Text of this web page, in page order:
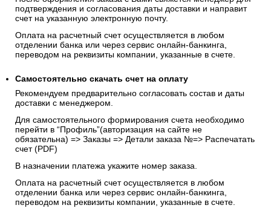
подтверждения и согласования даты доставки и направит
счет на указанную электронную почту.
Оплата на расчетный счет осуществляется в любом
отделении банка или через сервис онлайн-банкинга,
переводом на реквизиты компании, указанные в счете.
Самостоятельно скачать счет на оплату
Рекомендуем предварительно согласовать состав и даты
доставки с менеджером.
Для самостоятельного формирования счета необходимо
перейти в “Профиль”(авторизация на сайте не
обязательна) => Заказы => Детали заказа №=> Распечатать
счет (PDF)
В назначении платежа укажите номер заказа.
Оплата на расчетный счет осуществляется в любом
отделении банка или через сервис онлайн-банкинга,
переводом на реквизиты компании, указанные в счете.